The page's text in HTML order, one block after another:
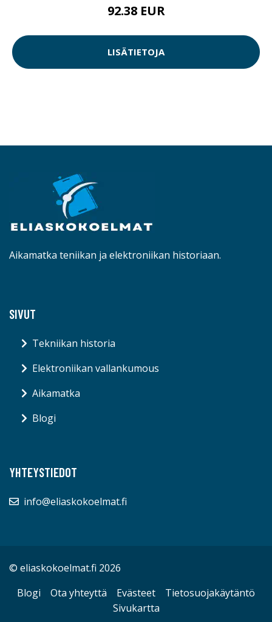
92.38 EUR
LISÄTIETOJA
Aikamatka teniikan ja elektroniikan historiaan.
SIVUT
Tekniikan historia
Elektroniikan vallankumous
Aikamatka
Blogi
YHTEYSTIEDOT
info@eliaskokoelmat.fi
© eliaskokoelmat.fi 2026
Blogi
Ota yhteyttä Evästeet
Tietosuojakäytäntö
Sivukartta